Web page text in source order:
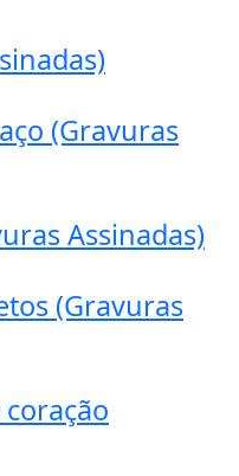
(Gravuras
Assinadas)
(Gravuras